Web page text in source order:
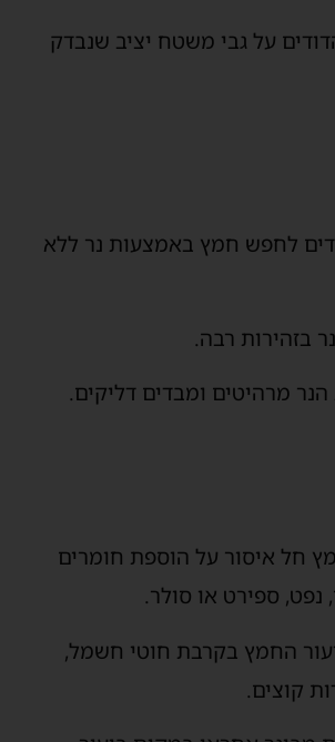
על גבי משטח יציב שנבדק
לחפש חמץ באמצעות נר ללא
בזהירות רבה.
מרהיטים ומבדים דליקים.
חל איסור על הוספת חומרים
נפט, ספירט או סולר.
החמץ בקרבת חוטי חשמל,
קוצים.